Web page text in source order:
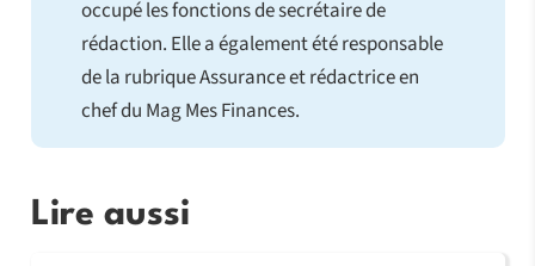
occupé les fonctions de secrétaire de
rédaction. Elle a également été responsable
de la rubrique Assurance et rédactrice en
chef du Mag Mes Finances.
Lire aussi